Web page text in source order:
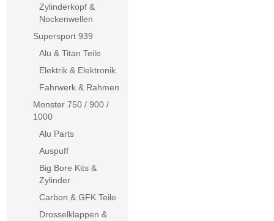
Zylinderkopf &
Nockenwellen
Supersport 939
Alu & Titan Teile
Elektrik & Elektronik
Fahrwerk & Rahmen
Monster 750 / 900 /
1000
Alu Parts
Auspuff
Big Bore Kits &
Zylinder
Carbon & GFK Teile
Drosselklappen &